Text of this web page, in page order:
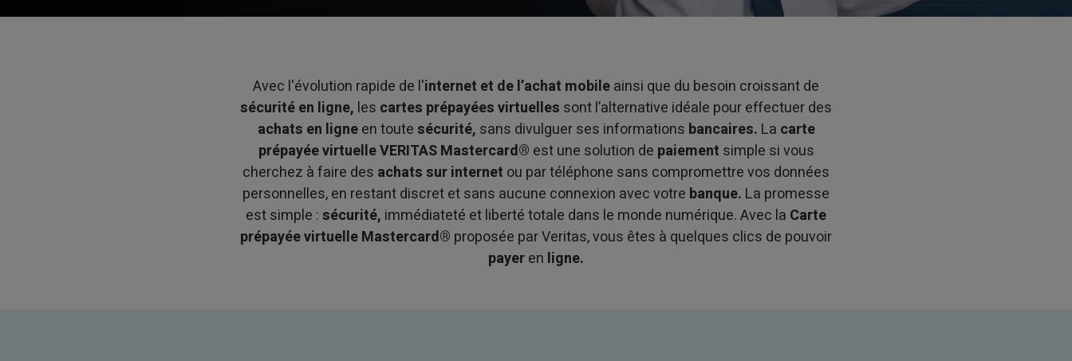
Avec l'évolution rapide de l'internet et de l’achat mobileainsi que du besoin croissant de
sécurité en ligne, les cartes prépayées virtuelles sont l’alternative idéale pour effectuer des
achats en ligneen toutesécurité, sans divulguer ses informations bancaires. La carte
prépayée virtuelle VERITAS Mastercard® est une solution de paiement simple si vous
cherchez à faire des achats sur internet ou par téléphone sans compromettre vos données
personnelles, en restant discret et sans aucune connexion avec votre banque. La promesse
est simple :sécurité, immédiateté et liberté totale dans le monde numérique. Avec la Carte
prépayée virtuelle Mastercard® proposée par Veritas, vous êtes à quelques clics de pouvoir
payeren ligne.